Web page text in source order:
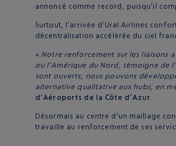
annoncé comme record, puisqu’il
Surtout, l’arrivée d’Ural Airlines
décentralisation accélérée du ciel
« Notre renforcement sur les liaisons
ou l’Amérique du Nord, témoigne de
sont ouverts, nous pouvons
alternative qualitative aux hubs, en
d’Aéroports de la Côte d’Azur
Désormais au centre d’un maillage
travaille au renforcement de ses